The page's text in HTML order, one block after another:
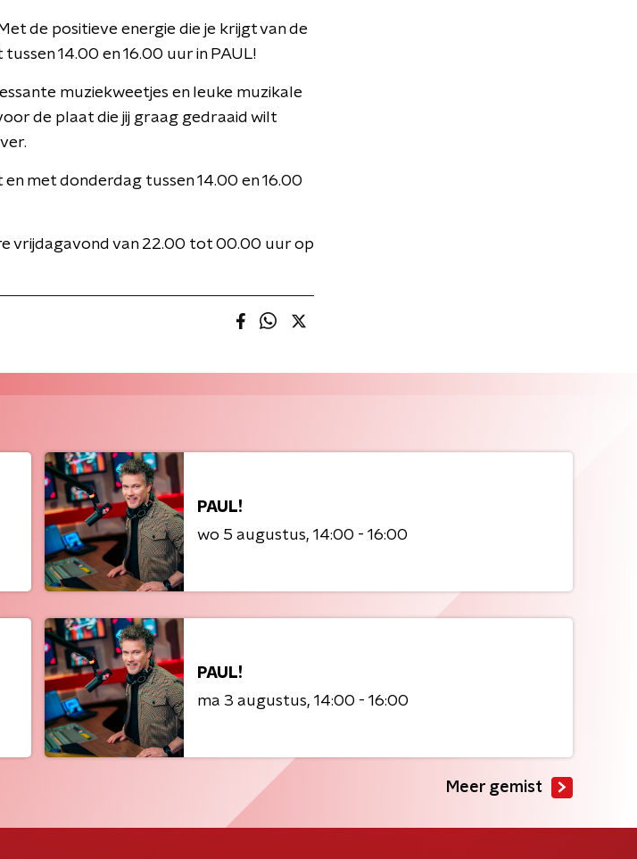
de positieve energie die je krijgt van de
14.00 en 16.00 uur in PAUL!
muziekweetjes en leuke muzikale
de plaat die jij graag gedraaid wilt
met donderdag tussen 14.00 en 16.00
vrijdagavond van 22.00 tot 00.00 uur op
PAUL!
wo 5 augustus 14:00 - 16:00
PAUL!
ma 3 augustus 14:00 - 16:00
Meer gemist